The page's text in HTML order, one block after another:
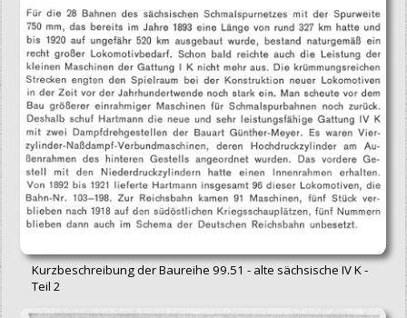
Kurzbeschreibung der Baureihe 99.51 - alte sächsische IV K -
Teil 2